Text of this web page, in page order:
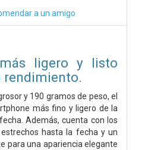
a un amigo
ligero y listo
rendimiento.
y 190 gramos de peso, el
más fino y ligero de la
Además, cuenta con los
hasta la fecha y un
para una apariencia elegante